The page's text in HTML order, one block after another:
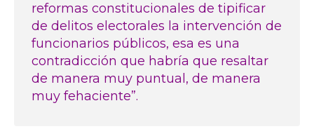
reformas constitucionales de tipificar
de delitos electorales la intervención de
funcionarios públicos, esa es una
contradicción que habría que resaltar
de manera muy puntual, de manera
muy fehaciente”.